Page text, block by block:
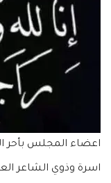
اعضاء المجلس بأحر
اسرة وذوي الشاعر